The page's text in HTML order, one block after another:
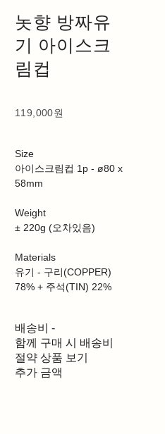
놋향 방짜유
기 아이스크
림컵
119,000원
Size
아이스크림컵 1p - ø80 x
58mm
Weight
± 220g (오차있음)
Materials
유기 - 구리(COPPER)
78% + 주석(TIN) 22%
배송비 -
함께 구매 시 배송비
절약 상품 보기
추가 금액